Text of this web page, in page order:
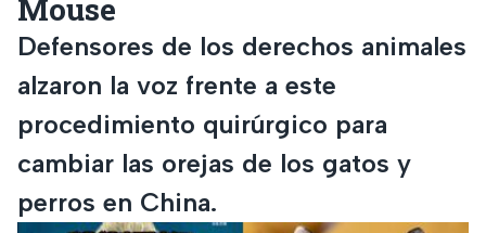
Mouse
Defensores de los derechos animales
alzaron la voz frente a este
procedimiento quirúrgico para
cambiar las orejas de los gatos y
perros en China.